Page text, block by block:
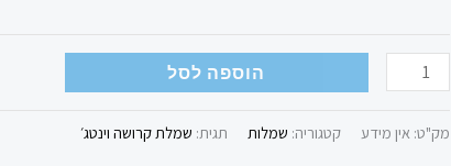
הוספה לסל
מק"ט: אין מידע קטגוריה: שמלות תגית: שמלת קרושה וינטג׳